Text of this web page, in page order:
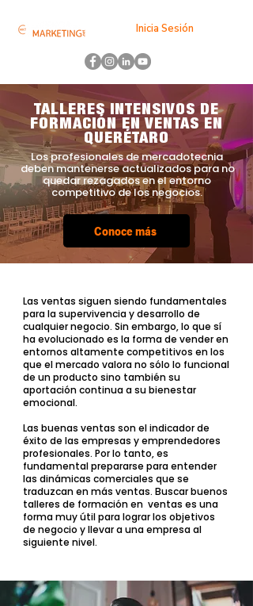
Inicia Sesión
TALLERES INTENSIVOS DE
FORMACIÓN EN VENTAS EN
QUERÉTARO
Los profesionales de mercadotecnia
deben mantenerse actualizados para no
quedar rezagados en el entorno
competitivo de los negocios.
Conoce más
Las ventas siguen siendo fundamentales
para la supervivencia y desarrollo de
cualquier negocio. Sin embargo, lo que sí
ha evolucionado es la forma de vender en
entornos altamente competitivos en los
que el mercado valora no sólo lo funcional
de un producto sino también su
aportación continua a su bienestar
emocional.
Las buenas ventas son el indicador de
éxito de las empresas y emprendedores
profesionales. Por lo tanto, es
fundamental prepararse para entender
las dinámicas comerciales que se
traduzcan en más ventas. Buscar buenos
talleres de formación en ventas es una
forma muy útil para lograr los objetivos
de negocio y llevar a una empresa al
siguiente nivel.